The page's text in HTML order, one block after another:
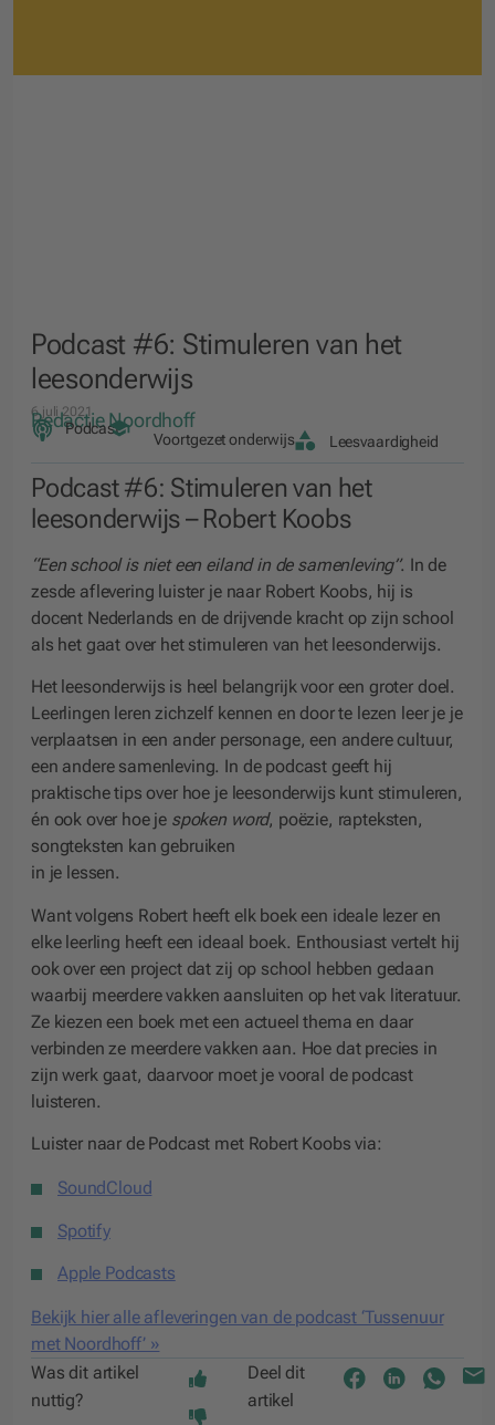
Podcast #6: Stimuleren van het
leesonderwijs
6 juli 2021
Redactie Noordhoff
Podcast
Voortgezet onderwijs Leesvaardigheid
Podcast #6: Stimuleren van het
leesonderwijs – Robert Koobs
“Een school is niet een eiland in de samenleving”. In de
zesde aflevering luister je naar Robert Koobs, hij is
docent Nederlands en de drijvende kracht op zijn school
als het gaat over het stimuleren van het leesonderwijs.
Het leesonderwijs is heel belangrijk voor een groter doel.
Leerlingen leren zichzelf kennen en door te lezen leer je je
verplaatsen in een ander personage, een andere cultuur,
een andere samenleving. In de podcast geeft hij
praktische tips over hoe je leesonderwijs kunt stimuleren,
én ook over hoe je spoken word, poëzie, rapteksten,
songteksten kan gebruiken
in je lessen.
Want volgens Robert heeft elk boek een ideale lezer en
elke leerling heeft een ideaal boek. Enthousiast vertelt hij
ook over een project dat zij op school hebben gedaan
waarbij meerdere vakken aansluiten op het vak literatuur.
Ze kiezen een boek met een actueel thema en daar
verbinden ze meerdere vakken aan. Hoe dat precies in
zijn werk gaat, daarvoor moet je vooral de podcast
luisteren.
Luister naar de Podcast met Robert Koobs via:
SoundCloud
Spotify
Apple Podcasts
Bekijk hier alle afleveringen van de podcast ‘Tussenuur
met Noordhoff’ »
Was dit artikel
nuttig?
Deel dit
artikel